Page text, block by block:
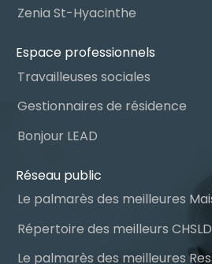
Zenia St-Hyacinthe
Espace professionnels
Travailleuses sociales
Gestionnaires de résidence
Bonjour LEAD
Réseau public
Répertoire des meilleurs CHSLD